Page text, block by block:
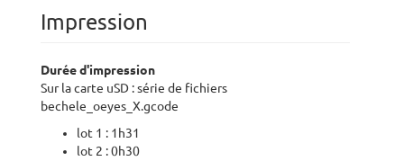
Impression
Durée d'impression
Sur la carte uSD : série de fichiers
bechele_oeyes_X.gcode
lot 1 : 1h31
lot 2 : 0h30